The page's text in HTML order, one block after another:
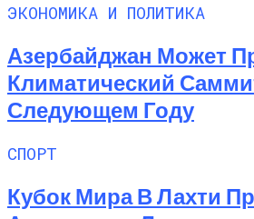
ЭКОНОМИКА И ПОЛИТИКА
Азербайджан Может
Климатический
Следующем Году
СПОРТ
Кубок Мира В Лахти